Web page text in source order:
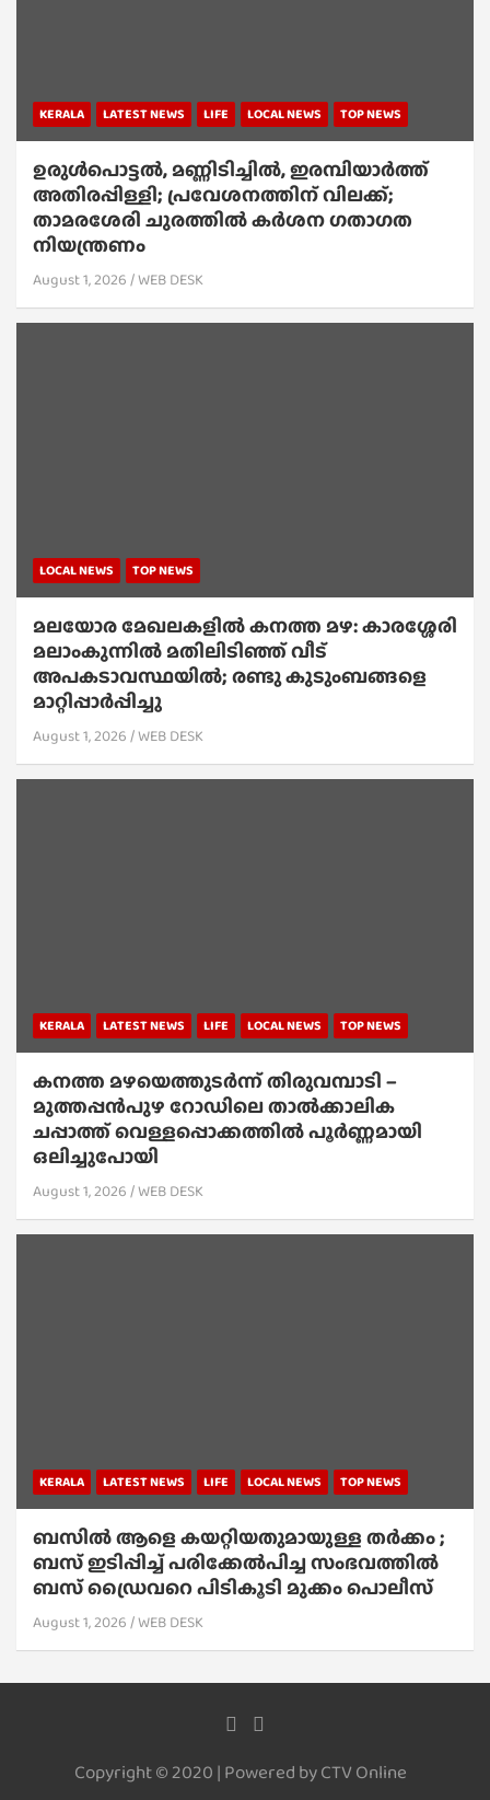
KERALA LATEST NEWS LIFE LOCAL NEWS TOP NEWS
ഉരുൾപൊട്ടൽ, മണ്ണിടിച്ചിൽ, ഇരമ്പിയാര്‍ത്ത്
അതിരപ്പിള്ളി; പ്രവേശനത്തിന് വിലക്ക്;
താമരശേരി ചുരത്തില്‍ കര്‍ശന ഗതാഗത
നിയന്ത്രണം
August 1, 2026 WEB DESK
LOCAL NEWS TOP NEWS
മലയോര മേഖലകളിൽ കനത്ത മഴ: കാരശ്ശേരി
മലാംകുന്നിൽ മതിലിടിഞ്ഞ് വീട്
അപകടാവസ്ഥയിൽ; രണ്ടു കുടുംബങ്ങളെ
മാറ്റിപ്പാർപ്പിച്ചു
August 1, 2026 WEB DESK
KERALA LATEST NEWS LIFE LOCAL NEWS TOP NEWS
കനത്ത മഴയെത്തുടർന്ന് തിരുവമ്പാടി –
മുത്തപ്പൻപുഴ റോഡിലെ താൽക്കാലിക
ചപ്പാത്ത് വെള്ളപ്പൊക്കത്തിൽ പൂർണ്ണമായി
ഒലിച്ചുപോയി
August 1, 2026 WEB DESK
KERALA LATEST NEWS LIFE LOCAL NEWS TOP NEWS
ബസിൽ ആളെ കയറ്റിയതുമായുള്ള തർക്കം ;
ബസ് ഇടിപ്പിച്ച് പരിക്കേൽപിച്ച സംഭവത്തിൽ
ബസ് ഡ്രൈവറെ പിടികൂടി മുക്കം പൊലീസ്
August 1, 2026 WEB DESK
Copyright © 2020 | Powered by CTV Online